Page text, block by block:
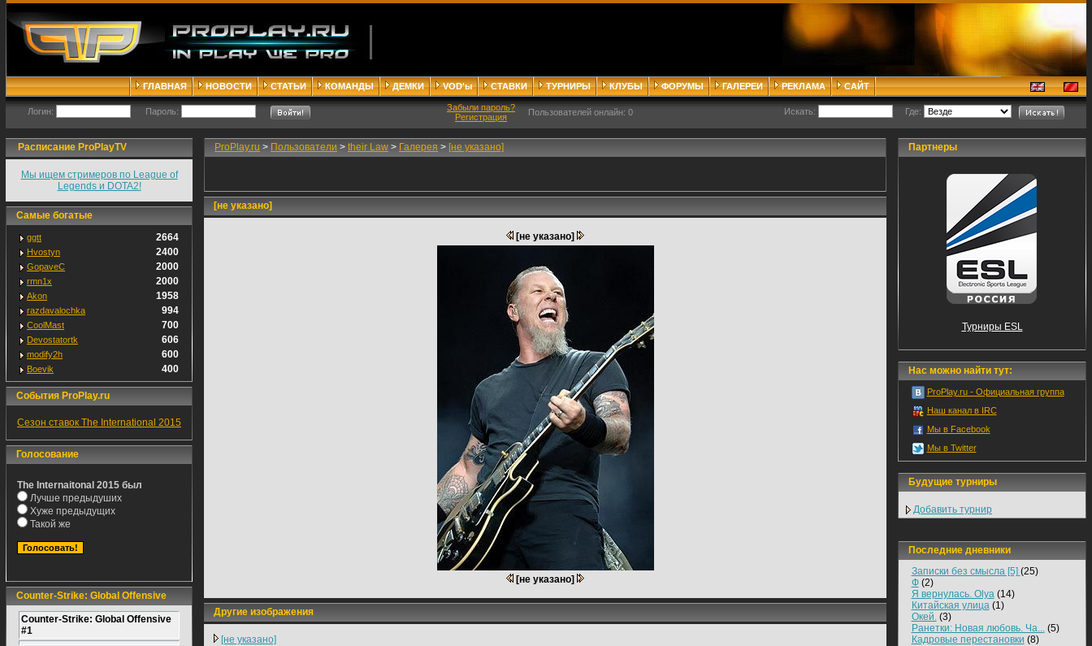
ГЛАВНАЯ НОВОСТИ СТАТЬИ КОМАНДЫ ДЕМКИ VOD'ы СТАВКИ ТУРНИРЫ КЛУБЫ ФОРУМЫ ГАЛЕРЕИ РЕКЛАМА САЙТ
Логин: Пароль:
Забыли пароль?
Регистрация
Пользователей онлайн: 0 Искать: Где:
Расписание ProPlayTV
Мы ищем стримеров по League of
Legends и DOTA2!
Самые богатые
ggtt 2664
Hvostyn 2400
GopaveC 2000
rmn1x 2000
Akon 1958
razdavalochka 994
CoolMast 700
Devostatortk 606
modify2h 600
Boevik 400
События ProPlay.ru
Сезон ставок The International 2015
Голосование
The Internaitonal 2015 был
Лучше предыдуших
Хуже предыдущих
Такой же
Counter-Strike: Global Offensive
Counter-Strike: Global Offensive
#1
ProPlay.ru > Пользователи > their Law > Галерея > [не указано]
[не указано]
[не указано]
[не указано]
Другие изображения
[не указано]
Партнеры
Турниры ESL
Нас можно найти тут:
ProPlay.ru - Официальная группа
Наш канал в IRC
Мы в Facebook
Мы в Twitter
Будущие турниры
Добавить турнир
Последние дневники
Записки без смысла [5] (25)
Ф(2)
Я вернулась. Olya(14)
Китайская улица(1)
Окей.(3)
Ранетки: Новая любовь. Ча...(5)
Кадровые перестановки (8)